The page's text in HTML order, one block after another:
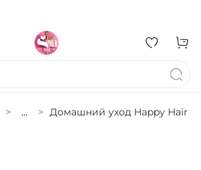
... Домашний уход Happy Hair